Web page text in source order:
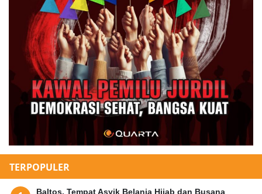
TERPOPULER
Baltos, Tempat Asyik Belanja Hijab dan Busana